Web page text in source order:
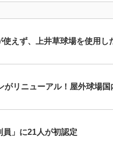
使えず、上井草球場を使用し
がリニューアル！屋外球場
員」に21人が初認定